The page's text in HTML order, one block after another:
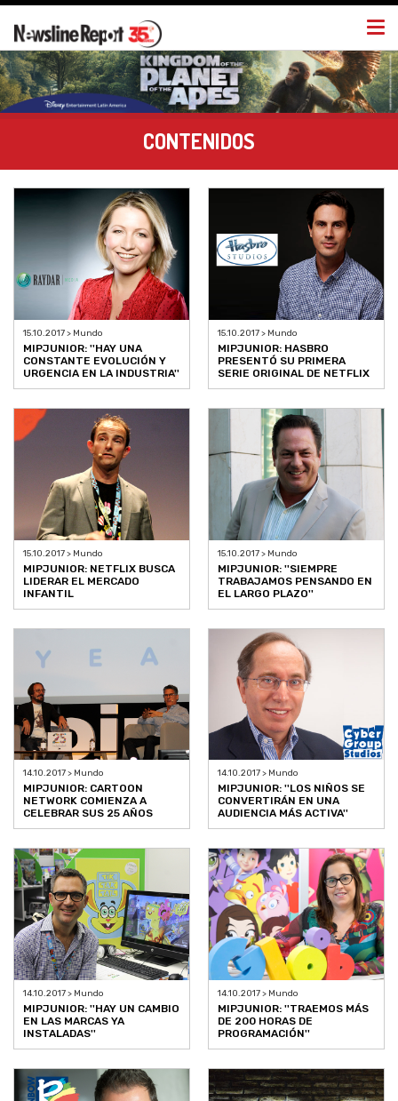
CONTENIDOS
15.10.2017 > Mundo
MIPJUNIOR: ''HAY UNA
CONSTANTE EVOLUCIÓN Y
URGENCIA EN LA INDUSTRIA''
15.10.2017 > Mundo
MIPJUNIOR: HASBRO
PRESENTÓ SU PRIMERA
SERIE ORIGINAL DE NETFLIX
15.10.2017 > Mundo
MIPJUNIOR: NETFLIX BUSCA
LIDERAR EL MERCADO
INFANTIL
15.10.2017 > Mundo
MIPJUNIOR: ''SIEMPRE
TRABAJAMOS PENSANDO EN
EL LARGO PLAZO''
14.10.2017 > Mundo
MIPJUNIOR: CARTOON
NETWORK COMIENZA A
CELEBRAR SUS 25 AÑOS
14.10.2017 > Mundo
MIPJUNIOR: ''LOS NIÑOS SE
CONVERTIRÁN EN UNA
AUDIENCIA MÁS ACTIVA''
14.10.2017 > Mundo
MIPJUNIOR: ''HAY UN CAMBIO
EN LAS MARCAS YA
INSTALADAS''
14.10.2017 > Mundo
MIPJUNIOR: ''TRAEMOS MÁS
DE 200 HORAS DE
PROGRAMACIÓN''